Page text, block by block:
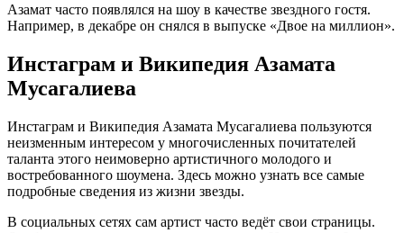
Азамат часто появлялся на шоу в качестве звездного гостя.
Например, в декабре он снялся в выпуске «Двое на миллион».
Инстаграм и Википедия Азамата
Мусагалиева
Инстаграм и Википедия Азамата Мусагалиева пользуются
неизменным интересом у многочисленных почитателей
таланта этого неимоверно артистичного молодого и
востребованного шоумена. Здесь можно узнать все самые
подробные сведения из жизни звезды.
В социальных сетях сам артист часто ведёт свои страницы.